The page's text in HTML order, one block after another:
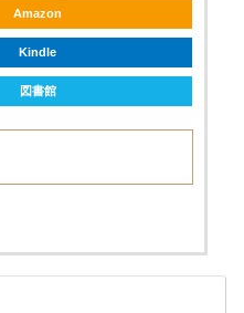
Amazon
Kindle
図書館